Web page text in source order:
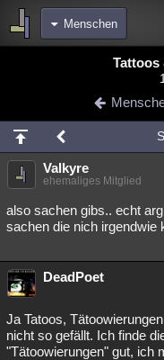
Menschen
Chat Wiki
meine Rubriken
Menschen
Spiritualität
weitere Rubriken
Philosophie
Astronomie Helpdesk
Valkyre
ehemaliges Mitglied
also sachen gibs.. echt
sachen die nich irgendwie
DeadPoet
Ja Tatoos,
nicht so gefällt. Ich finde
"Tätoowierungen" gut, ich